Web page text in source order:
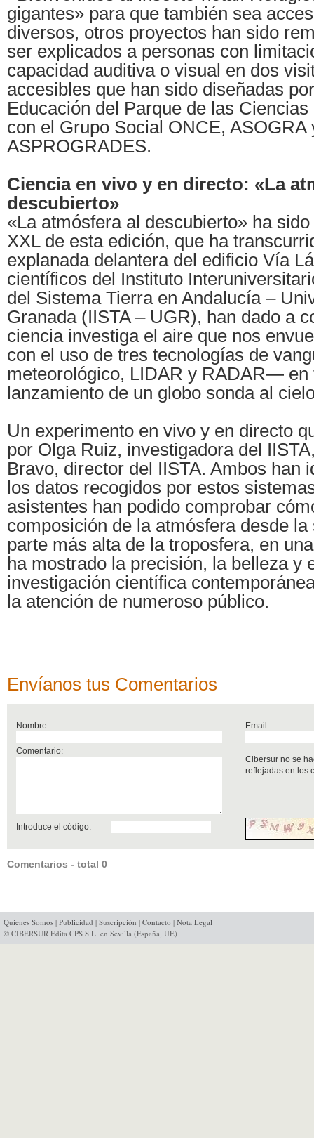
gigantes» para que también sea
diversos, otros proyectos han sido
ser explicados a personas con
capacidad auditiva o visual en dos
accesibles que han sido diseñadas
Educación del Parque de las
con el Grupo Social ONCE, ASOGRA
ASPROGRADES.
Ciencia en vivo y en directo: «La
descubierto»
«La atmósfera al descubierto» ha
XXL de esta edición, que ha
explanada delantera del edificio Vía
científicos del Instituto
del Sistema Tierra en Andalucía –
Granada (IISTA – UGR), han dado a
ciencia investiga el aire que nos
con el uso de tres tecnologías de
meteorológico, LIDAR y RADAR— en
lanzamiento de un globo sonda al
Un experimento en vivo y en directo
por Olga Ruiz, investigadora del
Bravo, director del IISTA. Ambos han
los datos recogidos por estos
asistentes han podido comprobar
composición de la atmósfera desde
parte más alta de la troposfera, en
ha mostrado la precisión, la belleza y
investigación científica
la atención de numeroso público.
Envíanos tus Comentarios
Nombre: Email:
Comentario:
Cibersur no se
reflejadas en los
Introduce el código:
Comentarios - total 0
Quienes Somos | Publicidad | Suscripción | Contacto | Nota Legal
© CIBERSUR Edita CPS S.L. en Sevilla (España, UE)